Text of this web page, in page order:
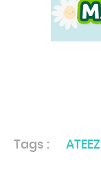
Tags : ATEEZ